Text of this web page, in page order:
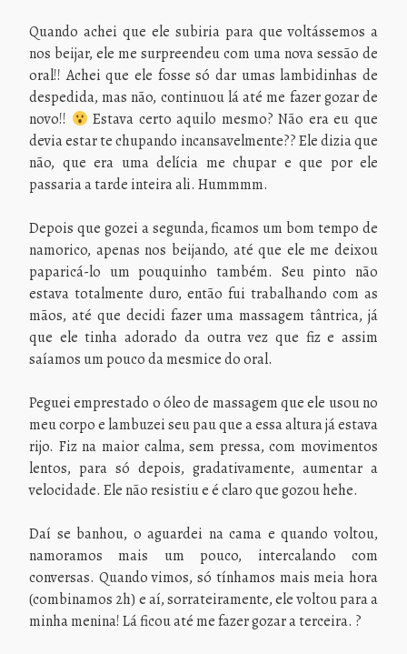
Quando achei que ele subiria para que voltássemos a
nos beijar, ele me surpreendeu com uma nova sessão de
oral!! Achei que ele fosse só dar umas lambidinhas de
despedida, mas não, continuou lá até me fazer gozar de
novo!!
Estava certo aquilo mesmo? Não era eu que
devia estar te chupando incansavelmente?? Ele dizia que
não, que era uma delícia me chupar e que por ele
passaria a tarde inteira ali. Hummmm.
Depois que gozei a segunda, ficamos um bom tempo de
namorico, apenas nos beijando, até que ele me deixou
paparicá-lo um pouquinho também. Seu pinto não
estava totalmente duro, então fui trabalhando com as
mãos, até que decidi fazer uma massagem tântrica, já
que ele tinha adorado da outra vez que fiz e assim
saíamos um pouco da mesmice do oral.
Peguei emprestado o óleo de massagem que ele usou no
meu corpo e lambuzei seu pau que a essa altura já estava
rijo. Fiz na maior calma, sem pressa, com movimentos
lentos, para só depois, gradativamente, aumentar a
velocidade. Ele não resistiu e é claro que gozou hehe.
Daí se banhou, o aguardei na cama e quando voltou,
namoramos mais um pouco, intercalando com
conversas. Quando vimos, só tínhamos mais meia hora
(combinamos 2h) e aí, sorrateiramente, ele voltou para a
minha menina! Lá ficou até me fazer gozar a terceira. ?